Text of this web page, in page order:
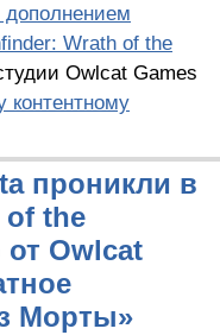
Wrath of the
Owlcat Games
проникли в
of the
Owlcat
Морты»